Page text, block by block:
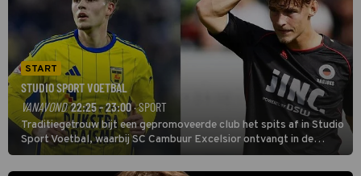
START
STUDIO SPORT VOETBAL
VANAVOND 22:25 - 23:00· SPORT
Traditiegetrouw bijt een gepromoveerde club het spits af in Studio
Sport Voetbal, waarbij SC Cambuur Excelsior ontvangt in de
eerste wedstrijd van het nieuwe Eredivisieseizoen. De nieuwe
oefenmeester is Johan Plat en hij wil aanvallend voetballen.